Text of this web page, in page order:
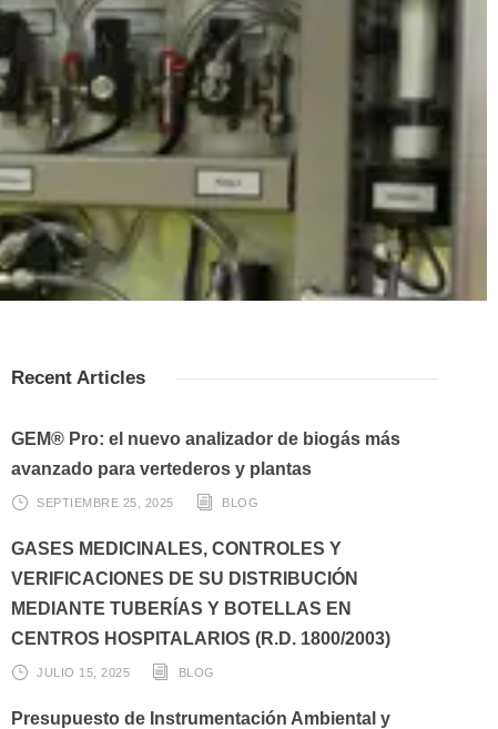
Recent Articles
GEM® Pro: el nuevo analizador de biogás más
avanzado para vertederos y plantas
SEPTIEMBRE 25, 2025 BLOG
GASES MEDICINALES, CONTROLES Y
VERIFICACIONES DE SU DISTRIBUCIÓN
MEDIANTE TUBERÍAS Y BOTELLAS EN
CENTROS HOSPITALARIOS (R.D. 1800/2003)
JULIO 15, 2025 BLOG
Presupuesto de Instrumentación Ambiental y